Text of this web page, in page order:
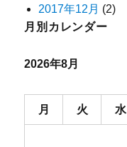
2017年12月 (2)
月別カレンダー
2026年8月
月 火 水